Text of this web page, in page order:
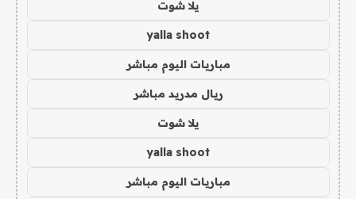
يلا شوت
yalla shoot
مباريات اليوم مباشر
ريال مدريد مباشر
يلا شوت
yalla shoot
مباريات اليوم مباشر